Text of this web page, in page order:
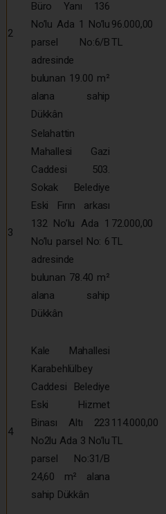
2
Büro Yanı 136
No’lu Ada 1 No’lu
parsel No:6/B
adresinde
bulunan 19.00 m²
alana sahip
Dükkân
96.000,00
TL
3
Selahattin
Mahallesi Gazi
Caddesi 503.
Sokak Belediye
Eski Fırın arkası
132 No’lu Ada 1
No’lu parsel No: 6
adresinde
bulunan 78.40 m²
alana sahip
Dükkân
72.000,00
TL
4
Kale Mahallesi
Karabehlülbey
Caddesi Belediye
Eski Hizmet
Binası Altı 223
No2lu Ada 3 No’lu
parsel No:31/B
24,60 m² alana
sahip Dükkân
114.000,00
TL